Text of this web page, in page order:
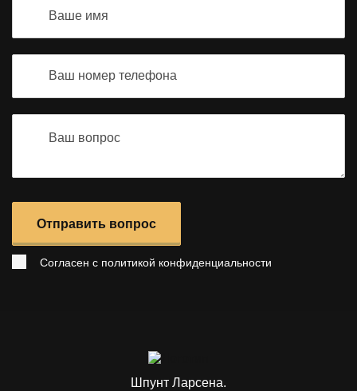
Отправить вопрос
Согласен с политикой конфиденциальности
Шпунт Ларсена.